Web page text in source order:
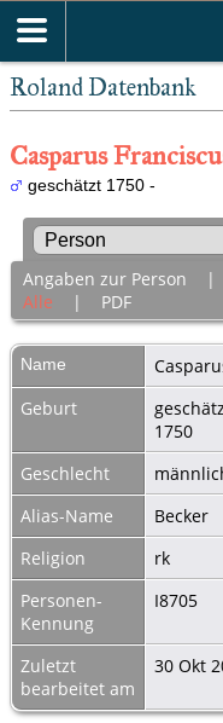
Roland Datenbank
Casparus
geschätzt 1750 -
Angaben zur Person |
Alle | PDF
Name
Geburt
1750
Geschlecht
Alias-Name
Becker
Religion
rk
Personen-
Kennung
I8705
Zuletzt
bearbeitet am
30 Okt